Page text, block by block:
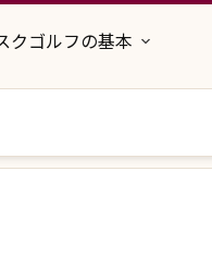
クゴルフの基本